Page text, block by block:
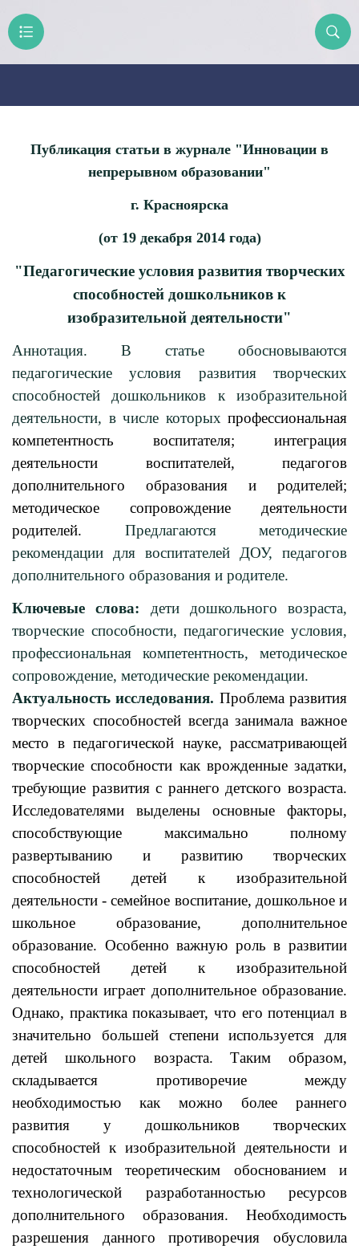
Публикация статьи в журнале "Инновации в
непрерывном образовании"
г. Красноярска
(от 19 декабря 2014 года)
"Педагогические условия развития творческих
способностей дошкольников к
изобразительной деятельности"
Аннотация. В статье обосновываются
педагогические условия развития творческих
способностей дошкольников к изобразительной
деятельности, в числе которых профессиональная
компетентность воспитателя; интеграция
деятельности воспитателей, педагогов
дополнительного образования и родителей;
методическое сопровождение деятельности
родителей. Предлагаются методические
рекомендации для воспитателей ДОУ, педагогов
дополнительного образования и родителе.
Ключевые слова: дети дошкольного возраста,
творческие способности, педагогические условия,
профессиональная компетентность, методическое
сопровождение, методические рекомендации.
Актуальность исследования. Проблема развития
творческих способностей всегда занимала важное
место в педагогической науке, рассматривающей
творческие способности как врожденные задатки,
требующие развития с раннего детского возраста.
Исследователями выделены основные факторы,
способствующие максимально полному
развертыванию и развитию творческих
способностей детей к изобразительной
деятельности - семейное воспитание, дошкольное и
школьное образование, дополнительное
образование. Особенно важную роль в развитии
способностей детей к изобразительной
деятельности играет дополнительное образование.
Однако, практика показывает, что его потенциал в
значительно большей степени используется для
детей школьного возраста. Таким образом,
складывается противоречие между
необходимостью как можно более раннего
развития у дошкольников творческих
способностей к изобразительной деятельности и
недостаточным теоретическим обоснованием и
технологической разработанностью ресурсов
дополнительного образования. Необходимость
разрешения данного противоречия обусловила